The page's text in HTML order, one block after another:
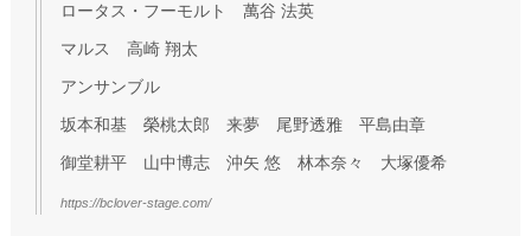
ロータス・フーモルト 萬谷 法英
マルス 高崎 翔太
アンサンブル
坂本和基 榮桃太郎 来夢 尾野透雅 平島由章
御堂耕平 山中博志 沖矢 悠 林本奈々 大塚優希
https://bclover-stage.com/